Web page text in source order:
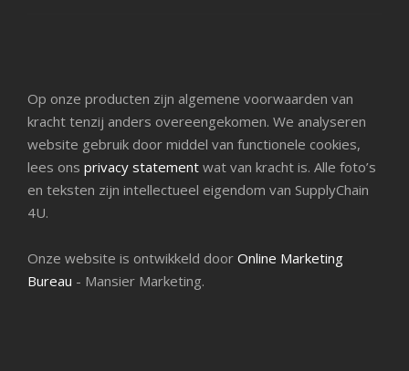
Op onze producten zijn algemene voorwaarden van
kracht tenzij anders overeengekomen. We analyseren
website gebruik door middel van functionele cookies,
lees ons privacy statement wat van kracht is. Alle foto’s
en teksten zijn intellectueel eigendom van SupplyChain
4U.
Onze website is ontwikkeld door Online Marketing
Bureau - Mansier Marketing.